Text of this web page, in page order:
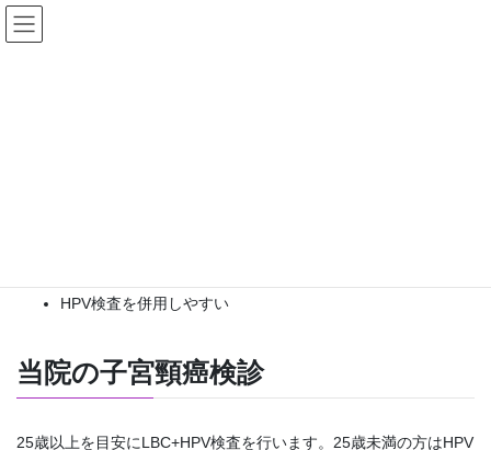
HPV検査を併用しやすい
当院の子宮頸癌検診
25歳以上を目安にLBC+HPV検査を行います。25歳未満の方はHPV